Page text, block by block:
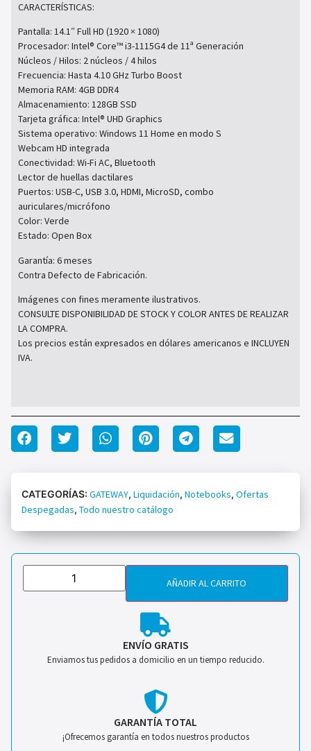
CARACTERÍSTICAS:
Pantalla: 14.1″ Full HD (1920 × 1080)
Procesador: Intel® Core™ i3-1115G4 de 11ª Generación
Núcleos / Hilos: 2 núcleos / 4 hilos
Frecuencia: Hasta 4.10 GHz Turbo Boost
Memoria RAM: 4GB DDR4
Almacenamiento: 128GB SSD
Tarjeta gráfica: Intel® UHD Graphics
Sistema operativo: Windows 11 Home en modo S
Webcam HD integrada
Conectividad: Wi-Fi AC, Bluetooth
Lector de huellas dactilares
Puertos: USB-C, USB 3.0, HDMI, MicroSD, combo
auriculares/micrófono
Color: Verde
Estado: Open Box
Garantía: 6 meses
Contra Defecto de Fabricación.
Imágenes con fines meramente ilustrativos.
CONSULTE DISPONIBILIDAD DE STOCK Y COLOR ANTES DE REALIZAR
LA COMPRA.
Los precios están expresados en dólares americanos e INCLUYEN
IVA.
CATEGORÍAS: GATEWAY, Liquidación, Notebooks, Ofertas
Despegadas, Todo nuestro catálogo
AÑADIR AL CARRITO
ENVÍO GRATIS
Enviamos tus pedidos a domicilio en un tiempo reducido.
GARANTÍA TOTAL
¡Ofrecemos garantía en todos nuestros productos